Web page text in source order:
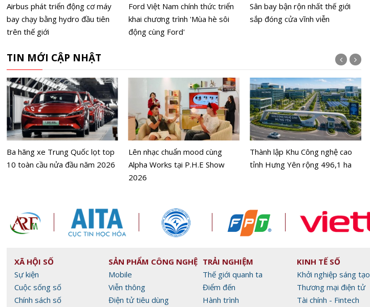
Airbus phát triển động cơ máy
bay chạy bằng hydro đầu tiên
trên thế giới
Ford Việt Nam chính thức triển
khai chương trình 'Mùa hè sôi
động cùng Ford'
Sân bay bận rộn nhất thế giới
sắp đóng cửa vĩnh viễn
TIN MỚI CẬP NHẬT
Ba hãng xe Trung Quốc lọt top
10 toàn cầu nửa đầu năm 2026
Lên nhạc chuẩn mood cùng
Alpha Works tại P.H.E Show
2026
Thành lập Khu Công nghệ cao
tỉnh Hưng Yên rộng 496,1 ha
XÃ HỘI SỐ
Sự kiện
Cuộc sống số
Chính sách số
SẢN PHẨM CÔNG NGHỆ
Mobile
Viễn thông
Điện tử tiêu dùng
TRẢI NGHIỆM
Thế giới quanh ta
Điểm đến
Hành trình
KINH TẾ SỐ
Khởi nghiệp sáng tạo
Thương mại điện tử
Tài chính - Fintech